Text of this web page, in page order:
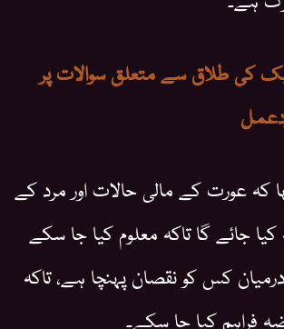
کی طلاق سے متعلق سوالات پر
کہ عورت کے مالی حالات اور مرد کے
جائے گا تاکہ معلوم کیا جا سکے
کس کو نقصان پہنچا ہے، تاکہ
فراہم کیا جا سکے۔